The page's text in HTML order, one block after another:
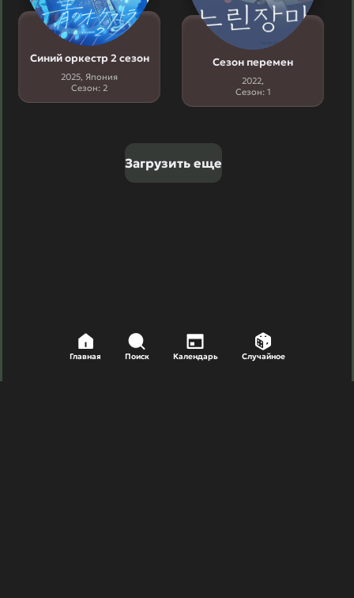
Главная Поиск Календарь Случайное
Синий оркестр 2 сезон
2025, Япония
Сезон: 2
Сезон перемен
2022,
Сезон: 1
Загрузить еще